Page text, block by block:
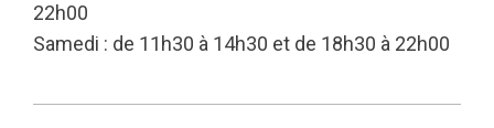
22h00
Samedi : de 11h30 à 14h30 et de 18h30 à 22h00